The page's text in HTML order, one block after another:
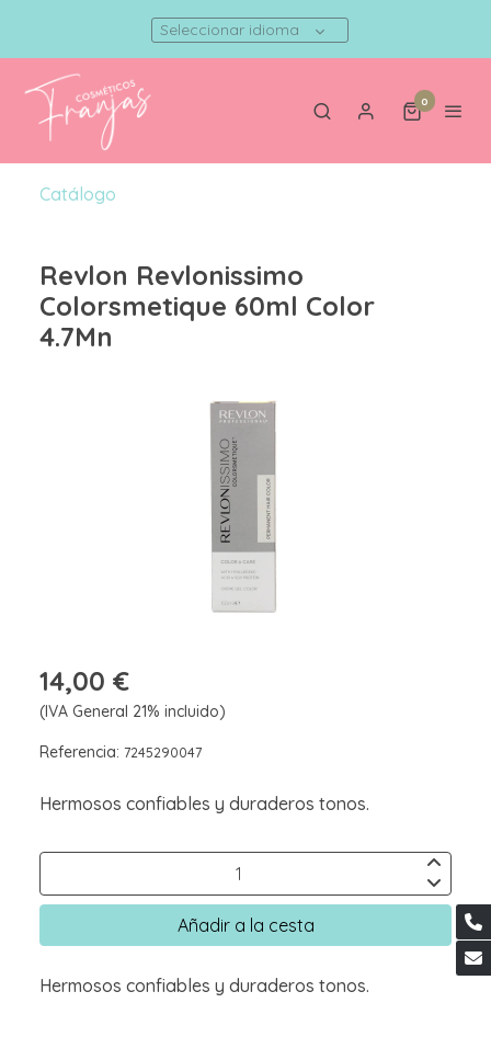
Seleccionar idioma
0
Catálogo
Revlon Revlonissimo
Colorsmetique 60ml Color
4.7Mn
14,00 €
(IVA General 21% incluido)
Referencia: 7245290047
Hermosos confiables y duraderos tonos.
Añadir a la cesta
Hermosos confiables y duraderos tonos.